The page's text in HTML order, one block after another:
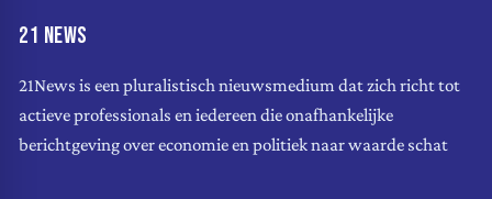
21 NEWS
21News is een pluralistisch nieuwsmedium dat zich richt tot
actieve professionals en iedereen die onafhankelijke
berichtgeving over economie en politiek naar waarde schat